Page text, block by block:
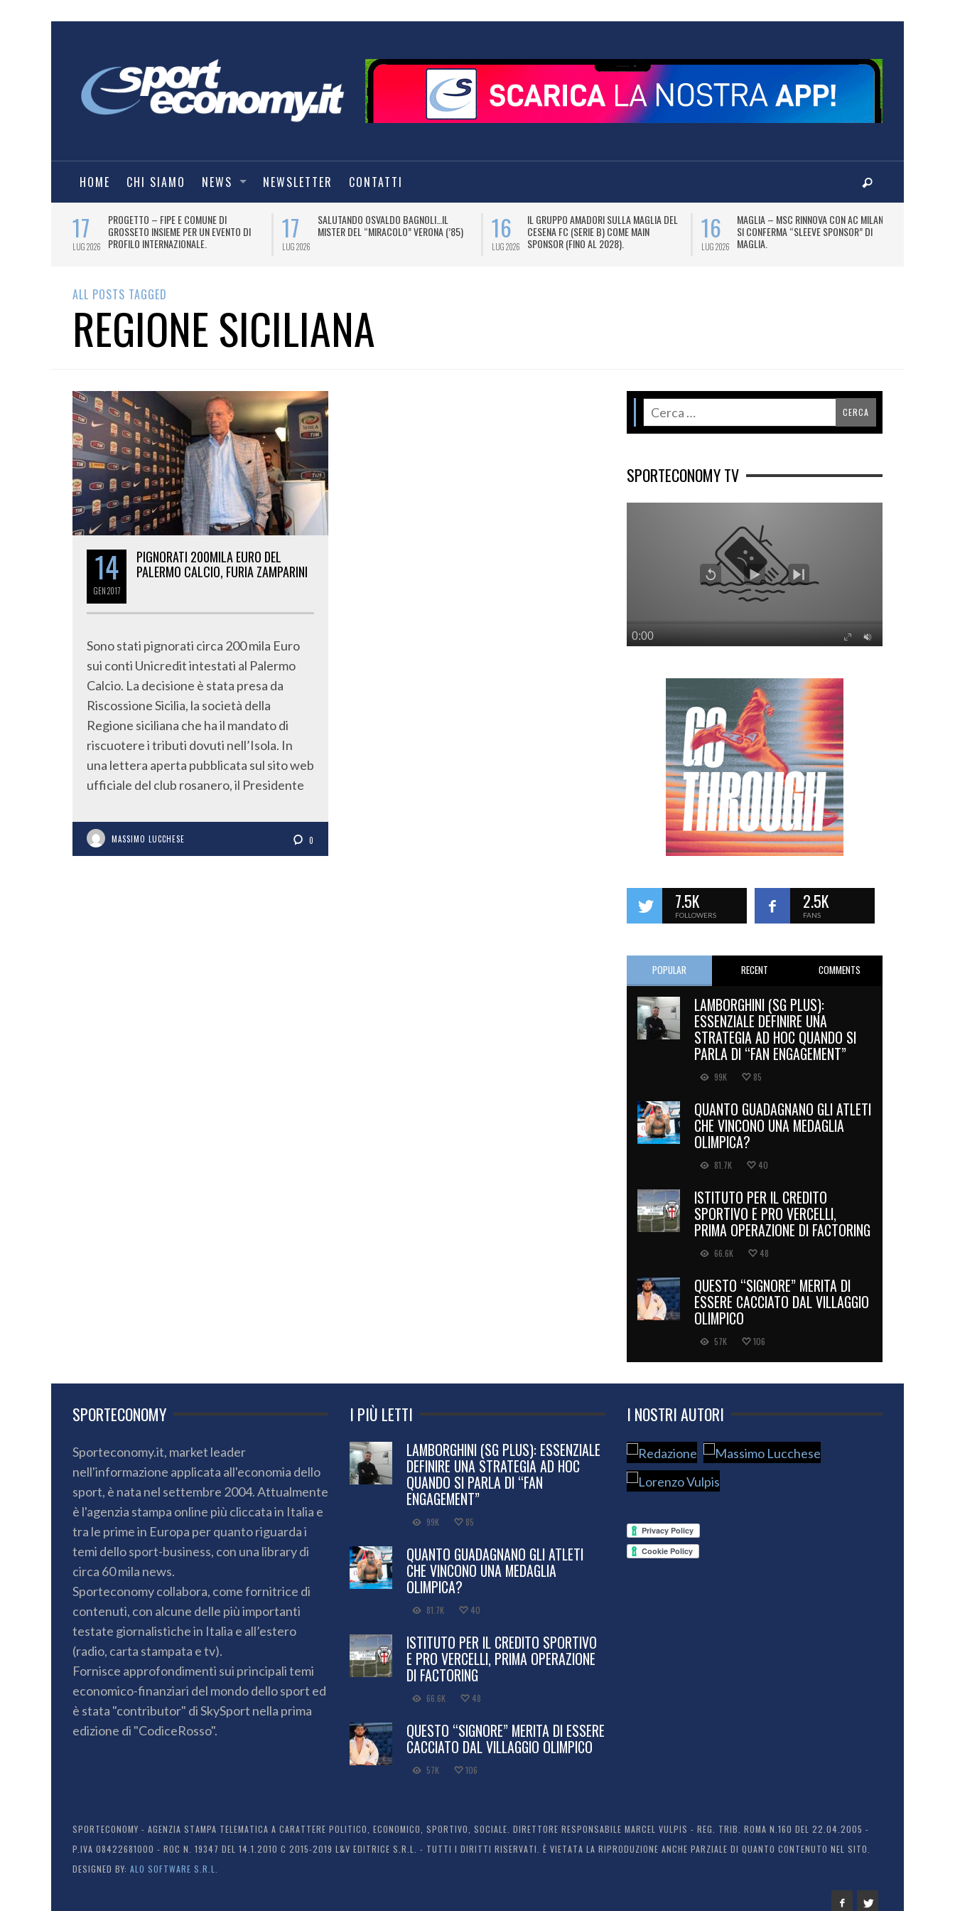
HOME CHI SIAMO NEWS NEWSLETTER CONTATTI
17
LUG 2026
PROGETTO – FIPE E COMUNE DI
GROSSETO INSIEME PER UN EVENTO DI
PROFILO INTERNAZIONALE.
17
LUG 2026
SALUTANDO OSVALDO BAGNOLI…IL
MISTER DEL “MIRACOLO” VERONA (’85)
16
LUG 2026
IL GRUPPO AMADORI SULLA MAGLIA DEL
CESENA FC (SERIE B) COME MAIN
SPONSOR (FINO AL 2028).
16
LUG 2026
MAGLIA – MSC RINNOVA CON AC MILAN E
SI CONFERMA “SLEEVE SPONSOR” DI
MAGLIA.
ALL POSTS TAGGED
REGIONE SICILIANA
14
GEN2017
PIGNORATI 200MILA EURO DEL
PALERMO CALCIO, FURIA ZAMPARINI
Sono stati pignorati circa 200 mila Euro
sui conti Unicredit intestati al Palermo
Calcio. La decisione è stata presa da
Riscossione Sicilia, la società della
Regione siciliana che ha il mandato di
riscuotere i tributi dovuti nell’Isola. In
una lettera aperta pubblicata sul sito web
ufficiale del club rosanero, il Presidente
MASSIMO LUCCHESE 0
SPORTECONOMY TV
7.5K
FOLLOWERS
2.5K
FANS
POPULAR RECENT COMMENTS
LAMBORGHINI (SG PLUS):
ESSENZIALE DEFINIRE UNA
STRATEGIA AD HOC QUANDO SI
PARLA DI “FAN ENGAGEMENT”
99K 85
QUANTO GUADAGNANO GLI ATLETI
CHE VINCONO UNA MEDAGLIA
OLIMPICA?
81.7K 40
ISTITUTO PER IL CREDITO
SPORTIVO E PRO VERCELLI,
PRIMA OPERAZIONE DI FACTORING
66.6K 48
QUESTO “SIGNORE” MERITA DI
ESSERE CACCIATO DAL VILLAGGIO
OLIMPICO
57K 106
SPORTECONOMY
Sporteconomy.it, market leader
nell'informazione applicata all'economia dello
sport, è nata nel settembre 2004. Attualmente
è l'agenzia stampa online più cliccata in Italia e
tra le prime in Europa per quanto riguarda i
temi dello sport-business, con una library di
circa 60 mila news.
Sporteconomy collabora, come fornitrice di
contenuti, con alcune delle più importanti
testate giornalistiche in Italia e all’estero
(radio, carta stampata e tv).
Fornisce approfondimenti sui principali temi
economico-finanziari del mondo dello sport ed
è stata "contributor" di SkySport nella prima
edizione di "CodiceRosso".
I PIÙ LETTI
LAMBORGHINI (SG PLUS): ESSENZIALE
DEFINIRE UNA STRATEGIA AD HOC
QUANDO SI PARLA DI “FAN
ENGAGEMENT”
99K 85
QUANTO GUADAGNANO GLI ATLETI
CHE VINCONO UNA MEDAGLIA
OLIMPICA?
81.7K 40
ISTITUTO PER IL CREDITO SPORTIVO
E PRO VERCELLI, PRIMA OPERAZIONE
DI FACTORING
66.6K 48
QUESTO “SIGNORE” MERITA DI ESSERE
CACCIATO DAL VILLAGGIO OLIMPICO
57K 106
I NOSTRI AUTORI
SPORTECONOMY - AGENZIA STAMPA TELEMATICA A CARATTERE POLITICO, ECONOMICO, SPORTIVO, SOCIALE. DIRETTORE RESPONSABILE MARCEL VULPIS - REG. TRIB. ROMA N.160 DEL 22.04.2005 -
P.IVA 08422681000 - ROC N. 19347 DEL 14.1.2010 C 2015-2019 L&V EDITRICE S.R.L. - TUTTI I DIRITTI RISERVATI. È VIETATA LA RIPRODUZIONE ANCHE PARZIALE DI QUANTO CONTENUTO NEL SITO.
DESIGNED BY: ALO SOFTWARE S.R.L.